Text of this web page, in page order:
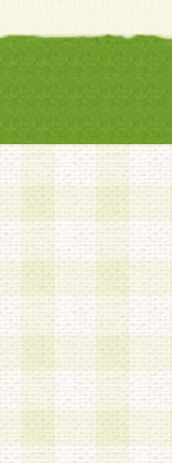
意をいた
お問い合